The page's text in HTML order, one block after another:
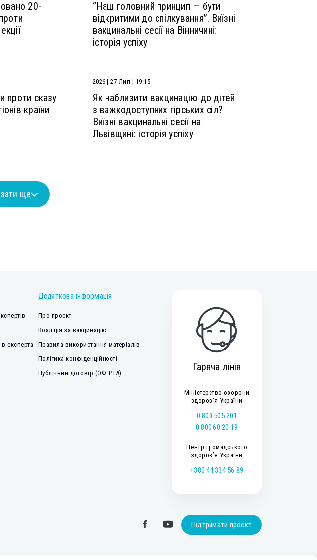
20-
“Наш головний принцип — бути
відкритими до спілкування”. Виїзні
вакцинальні сесії на Вінничині:
історія успіху
проти сказу
країни
2026 | 27 Лип | 19:15
Як наблизити вакцинацію до дітей
з важкодоступних гірських сіл?
Виїзні вакцинальні сесії на
Львівщині: історія успіху
ще
експерта
Додаткова інформація
Про проєкт
Коаліція за вакцинацію
Правила використання матеріалів
Політика конфіденційності
Публічний договір (ОФЕРТА)
Гаряча лінія
Міністерство охорони
здоров’я України
0 800 505 201
0 800 60 20 19
Центр громадського
здоров’я України
+380 44 334 56 89
Підтримати проєкт